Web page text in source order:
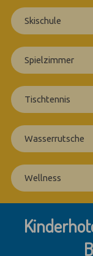
Skischule
Spielzimmer
Tischtennis
Wasserrutsche
Wellness